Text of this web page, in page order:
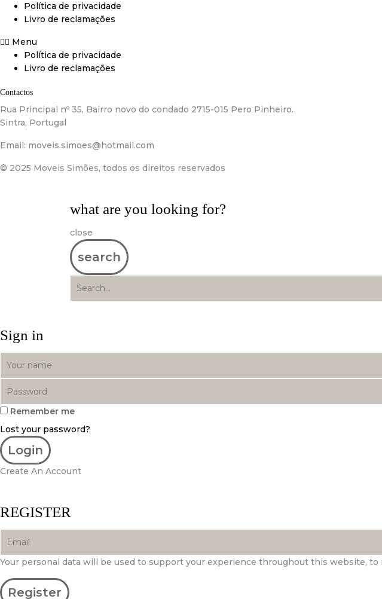
Política de privacidade
Livro de reclamações
Menu
Política de privacidade
Livro de reclamações
Contactos
Rua Principal nº 35, Bairro novo do condado 2715-015 Pero Pinheiro.
Sintra, Portugal
Email: moveis.simoes@hotmail.com
© 2025 Moveis Simões, todos os direitos reservados
what are you looking for?
close
search
Sign in
Remember me
Lost your password?
Create An Account
REGISTER
Your personal data will be used to support your experience throughout this website,